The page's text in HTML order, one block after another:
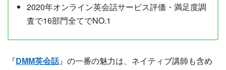
2020年オンライン英会話サービス評価・満足度調
査で16部門全てでNO.1
『DMM英会話』の一番の魅力は、ネイティブ講師も含め